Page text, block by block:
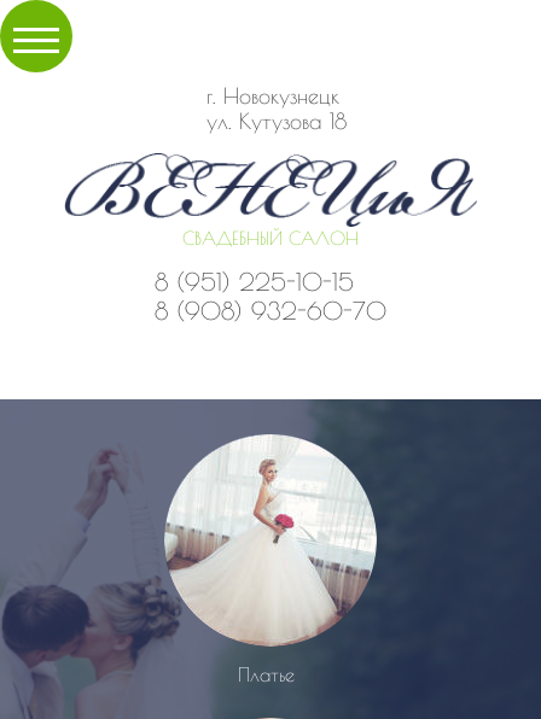
г. Новокузнецк
ул. Кутузова 18
СВАДЕБНЫЙ САЛОН
8 (951) 225-10-15
8 (908) 932-60-70
Платье